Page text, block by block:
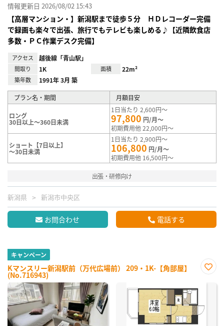
情報更新日 2026/08/02 15:43
【高層マンション・】新潟駅まで徒歩５分 ＨＤレコーダー完備
で録画も楽々で出張、旅行でもテレビも楽しめる♪【近隣飲食店
多数・ＰＣ作業デスク完備】
アクセス 越後線「青山駅」
間取り 1K 面積 22m²
築年数 1991年 3月 築
プラン名・期間 月額目安
ロング
30日以上～360日未満
1日当たり 2,600円～
97,800 円/月～
初期費用他 22,000円～
ショート【7日以上】
～30日未満
1日当たり 2,900円～
106,800 円/月～
初期費用他 16,500円～
出張・研修向け
新潟県 新潟市中央区
お問合わせ 電話する
キャンペーン
Kマンスリー新潟駅前（万代広場前） 209・1K-【角部屋】
(No.716943)
に入